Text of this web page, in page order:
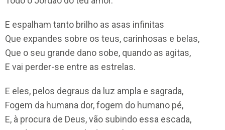
E espalham tanto brilho as asas infinitas
Que expandes sobre os teus, carinhosas e belas,
Que o seu grande dano sobe, quando as agitas,
E vai perder-se entre as estrelas.
E eles, pelos degraus da luz ampla e sagrada,
Fogem da humana dor, fogem do humano pé,
E, à procura de Deus, vão subindo essa escada,